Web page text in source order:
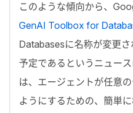
このような傾向から、
GenAI Toolbox for
Databasesに名称が変更
予定であるというニュー
は、エージェントが任意
ようにするための、簡単